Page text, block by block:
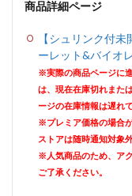
商品詳細ページ
【シュリンク付
ーレット&バイオ
※実際の商品ページに
は、現在在庫切れまた
ージの在庫情報は遅れ
※プレミア価格の場合
ストアは随時通知対象
※人気商品のため、ア
ご了承ください。